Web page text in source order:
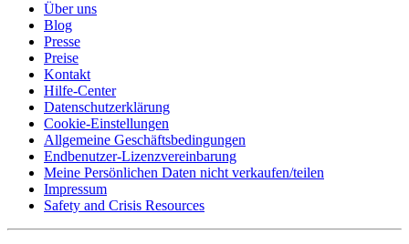
Über uns
Blog
Presse
Preise
Kontakt
Hilfe-Center
Datenschutzerklärung
Cookie-Einstellungen
Allgemeine Geschäftsbedingungen
Endbenutzer-Lizenzvereinbarung
Meine Persönlichen Daten nicht verkaufen/teilen
Impressum
Safety and Crisis Resources